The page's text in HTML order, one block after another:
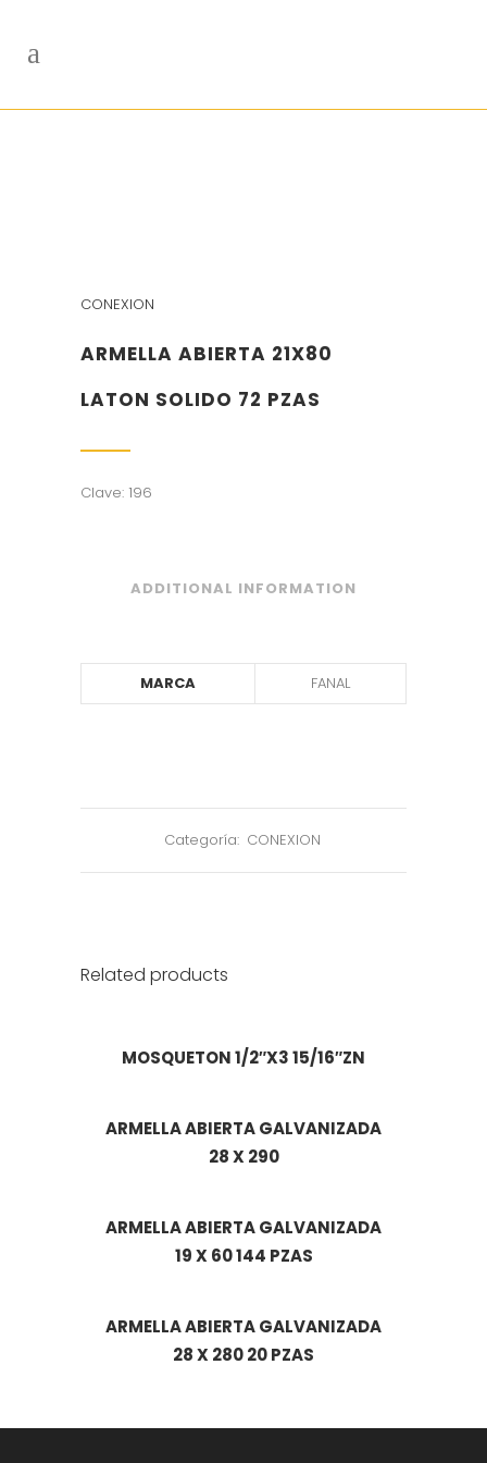
CONEXION
ARMELLA ABIERTA 21X80
LATON SOLIDO 72 PZAS
Clave: 196
ADDITIONAL INFORMATION
MARCA FANAL
Categoría: CONEXION
Related products
MOSQUETON 1/2″X3 15/16″ZN
ARMELLA ABIERTA GALVANIZADA
28 X 290
ARMELLA ABIERTA GALVANIZADA
19 X 60 144 PZAS
ARMELLA ABIERTA GALVANIZADA
28 X 280 20 PZAS